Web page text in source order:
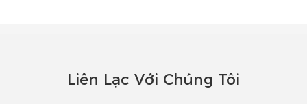
Liên Lạc Với Chúng Tôi